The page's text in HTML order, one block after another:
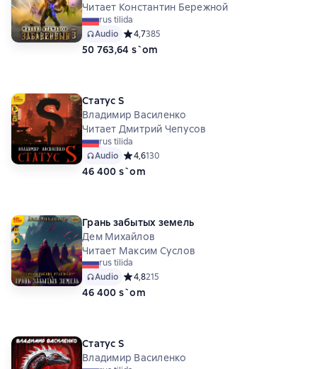
Читает Константин Бережной
rus tilida
Audio Средний рейтинг 4,7 на основе 385 оценок
4,7385
50 763,64 s`om
Статус S
Владимир Василенко
Читает Дмитрий Чепусов
rus tilida
Audio Средний рейтинг 4,6 на основе 130 оценок
4,6130
46 400 s`om
Грань забытых земель
Дем Михайлов
Читает Максим Суслов
rus tilida
Audio Средний рейтинг 4,8 на основе 215 оценок
4,8215
46 400 s`om
Статус S
Владимир Василенко